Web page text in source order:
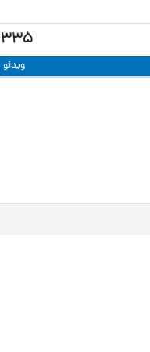
ویدئو